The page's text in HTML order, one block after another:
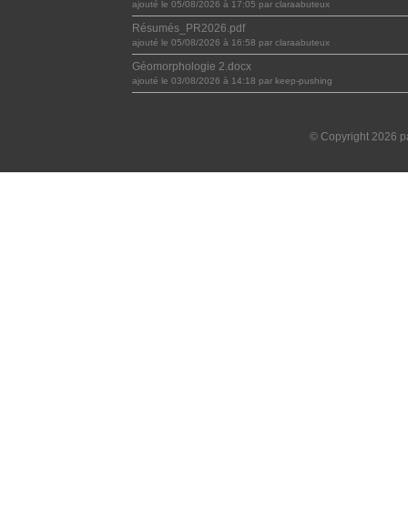
ajouté le 05/08/2026 à 17:05 par claraabuteux
Résumés_PR2026.pdf
ajouté le 05/08/2026 à 16:58 par claraabuteux
Géomorphologie 2.docx
ajouté le 03/08/2026 à 14:18 par keep-pushing
© Copyright 2026